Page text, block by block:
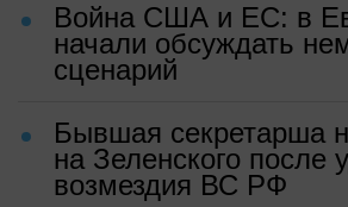
Война США и ЕС: в
начали обсуждать
сценарий
Бывшая секретарша
на Зеленского после
возмездия ВС РФ